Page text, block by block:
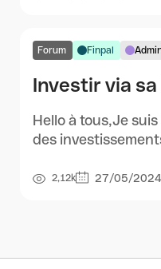
Forum Finpal
Investir via
Hello à tous,Je
des
2,12k 27/05/2024